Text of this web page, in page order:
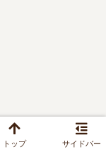
トップ サイドバー